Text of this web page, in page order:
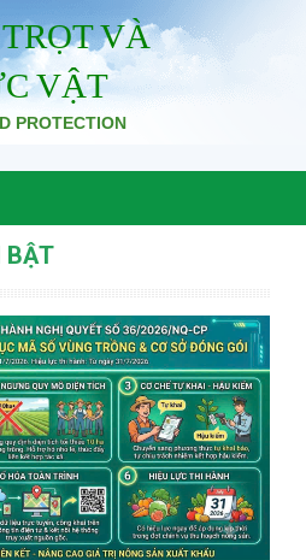
VÀ
VẬT
PROTECTION
BẬT